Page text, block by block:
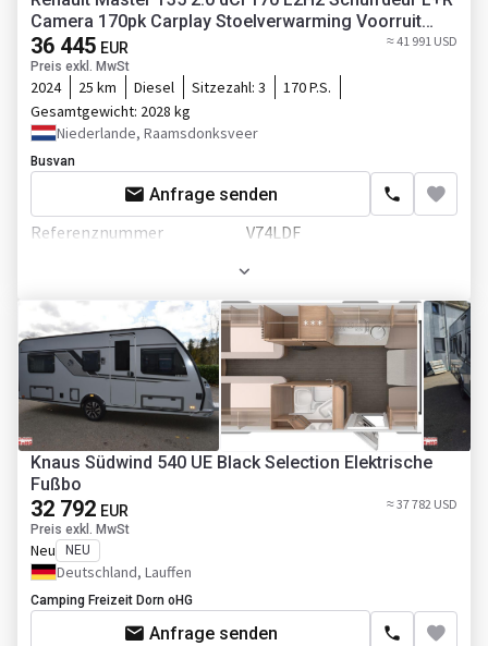
Küche
Kühlbox
Dusche
Elektrischer generator
Zusätzlich
Einparkhilfe
Scheckheft
Camera 170pk Carplay Stoelverwarming Voorruit
verwarming
36 445 EUR
Preis exkl. MwSt
≈ 41 991 USD
2024 25 km Diesel Sitzezahl: 3
170 P.S.
Gesamtgewicht: 2028 kg
Niederlande, Raamsdonksveer
Busvan
Anfrage senden
Referenznummer
V74LDF
29.11.2024
Leergewicht
2028 kg
Farbe
Blau
Motor/Antrieb
Hubraum
1998 ccm
Zylinder im Motor
4
Getriebe
Transmission
ASR
Dieselrußpartikelfilter
Knaus Südwind 540 UE Black Selection Elektrische
Fußbo
32 792 EUR
Preis exkl. MwSt
≈ 37 782 USD
Neu NEU
Deutschland, Lauffen
Camping Freizeit Dorn oHG
Anfrage senden